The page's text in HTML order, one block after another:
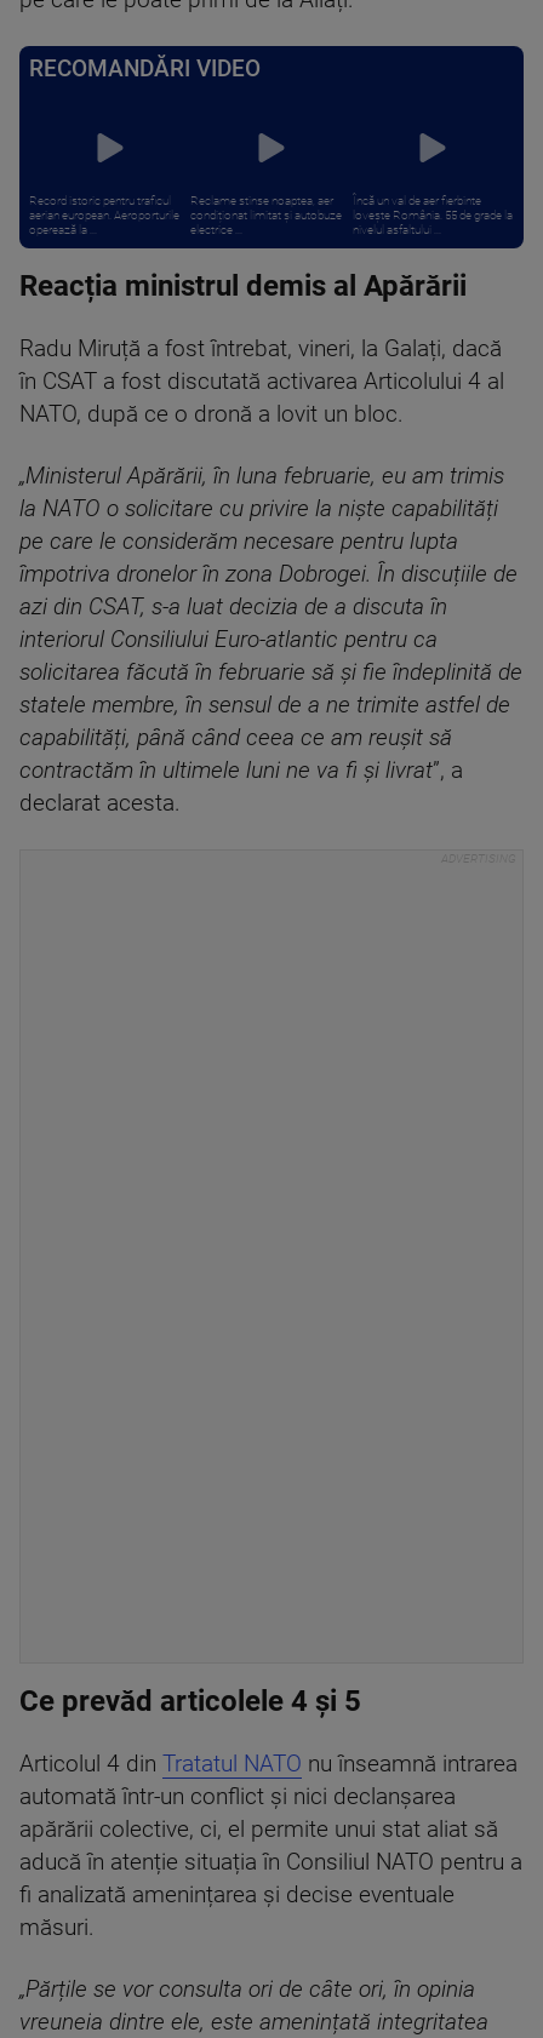
RECOMANDĂRI VIDEO
Record istoric pentru traficul
aerian european. Aeroporturile
operează la ...
Reclame stinse noaptea, aer
condiționat limitat și autobuze
electrice ...
Încă un val de aer fierbinte
lovește România. 55 de grade la
nivelul asfaltului ...
Reacția ministrul demis al Apărării
Radu Miruță a fost întrebat, vineri, la Galați, dacă
în CSAT a fost discutată activarea Articolului 4 al
NATO, după ce o dronă a lovit un bloc.
„Ministerul Apărării, în luna februarie, eu am trimis
la NATO o solicitare cu privire la niște capabilități
pe care le considerăm necesare pentru lupta
împotriva dronelor în zona Dobrogei. În discuțiile de
azi din CSAT, s-a luat decizia de a discuta în
interiorul Consiliului Euro-atlantic pentru ca
solicitarea făcută în februarie să și fie îndeplinită de
statele membre, în sensul de a ne trimite astfel de
capabilități, până când ceea ce am reușit să
contractăm în ultimele luni ne va fi și livrat”, a
declarat acesta.
Ce prevăd articolele 4 și 5
Articolul 4 din Tratatul NATO nu înseamnă intrarea
automată într-un conflict și nici declanșarea
apărării colective, ci, el permite unui stat aliat să
aducă în atenție situația în Consiliul NATO pentru a
fi analizată amenințarea și decise eventuale
măsuri.
„Părțile se vor consulta ori de câte ori, în opinia
vreuneia dintre ele, este amenințată integritatea